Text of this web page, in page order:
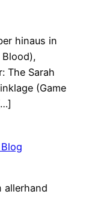
hinaus in
Blood),
The Sarah
(Game
allerhand